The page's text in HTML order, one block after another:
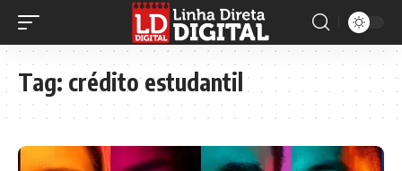
Tag: crédito estudantil